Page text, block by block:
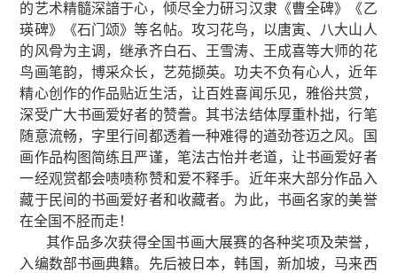
的艺术精髓深諳于心，倾尽全力研习汉隶《曹全碑》《乙
瑛碑》《石门颂》等名帖。攻习花鸟，以唐寅、八大山人
的风骨为主调，继承齐白石、王雪涛、王成喜等大师的花
鸟画笔韵，博采众长，艺苑撷英。功夫不负有心人，近年
精心创作的作品贴近生活，让百姓喜闻乐见，雅俗共赏，
深受广大书画爱好者的赞誊。其书法结体厚重朴拙，行笔
随意流畅，字里行间都透着一种难得的遒劲苍迈之风。国
画作品构图简练且严谨，笔法古怡并老道，让书画爱好者
一经观赏都会啧啧称赞和爱不释手。近年来大部分作品入
藏于民间的书画爱好者和收藏者。为此，书画名家的美誉
在全国不胫而走！
其作品多次获得全国书画大展赛的各种奖项及荣誉，
入编数部书画典籍。先后被日本，韩国，新加坡，马来西